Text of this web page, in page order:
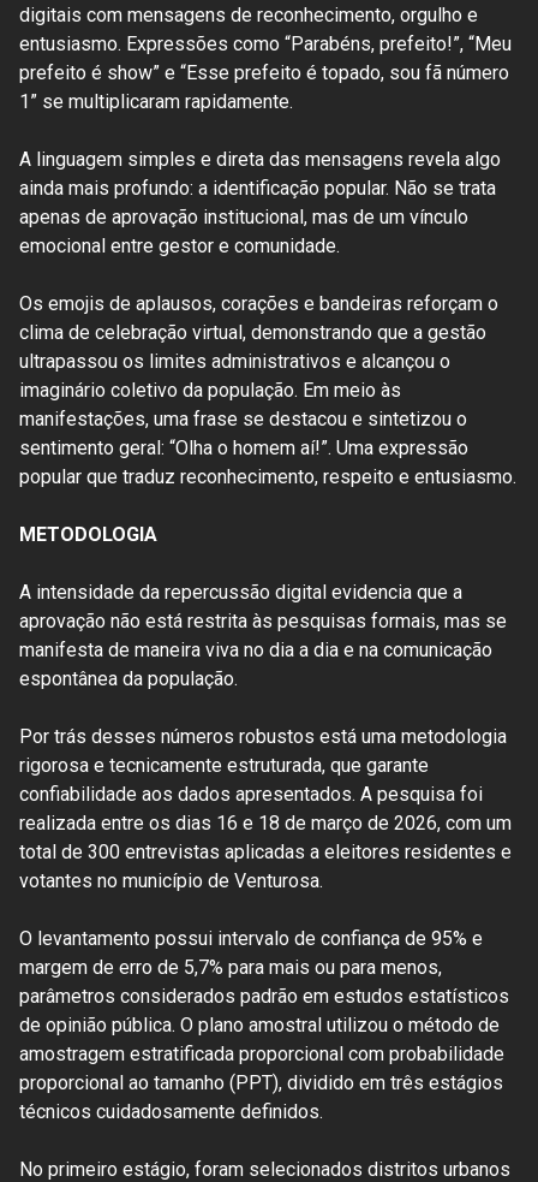
digitais com mensagens de reconhecimento, orgulho e
entusiasmo. Expressões como “Parabéns, prefeito!”, “Meu
prefeito é show” e “Esse prefeito é topado, sou fã número
1” se multiplicaram rapidamente.
A linguagem simples e direta das mensagens revela algo
ainda mais profundo: a identificação popular. Não se trata
apenas de aprovação institucional, mas de um vínculo
emocional entre gestor e comunidade.
Os emojis de aplausos, corações e bandeiras reforçam o
clima de celebração virtual, demonstrando que a gestão
ultrapassou os limites administrativos e alcançou o
imaginário coletivo da população. Em meio às
manifestações, uma frase se destacou e sintetizou o
sentimento geral: “Olha o homem aí!”. Uma expressão
popular que traduz reconhecimento, respeito e entusiasmo.
METODOLOGIA
A intensidade da repercussão digital evidencia que a
aprovação não está restrita às pesquisas formais, mas se
manifesta de maneira viva no dia a dia e na comunicação
espontânea da população.
Por trás desses números robustos está uma metodologia
rigorosa e tecnicamente estruturada, que garante
confiabilidade aos dados apresentados. A pesquisa foi
realizada entre os dias 16 e 18 de março de 2026, com um
total de 300 entrevistas aplicadas a eleitores residentes e
votantes no município de Venturosa.
O levantamento possui intervalo de confiança de 95% e
margem de erro de 5,7% para mais ou para menos,
parâmetros considerados padrão em estudos estatísticos
de opinião pública. O plano amostral utilizou o método de
amostragem estratificada proporcional com probabilidade
proporcional ao tamanho (PPT), dividido em três estágios
técnicos cuidadosamente definidos.
No primeiro estágio, foram selecionados distritos urbanos